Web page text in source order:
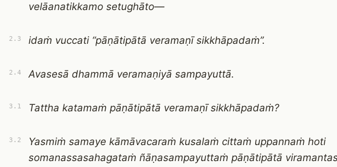
velāanatikkamo setughāto—
2.3 idaṁ vuccati “pāṇātipātā veramaṇī sikkhāpadaṁ”.
2.4 Avasesā dhammā veramaṇiyā sampayuttā.
3.1 Tattha katamaṁ pāṇātipātā veramaṇī sikkhāpadaṁ?
3.2
Yasmiṁ samaye kāmāvacaraṁ kusalaṁ cittaṁ uppannaṁ hoti
somanassasahagataṁ ñāṇasampayuttaṁ pāṇātipātā